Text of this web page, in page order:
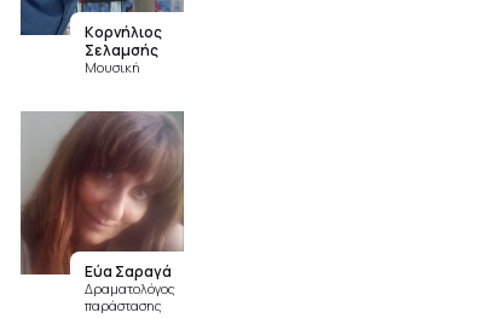
Κορνήλιος
Σελαμσής
Μουσική
Εύα Σαραγά
Δραματολόγος
παράστασης